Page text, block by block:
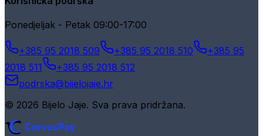
Ponedjeljak - Petak 09:00-17:00
+385 95 2018 509 +385 95 2018 510
+385 95
2018 511
+385 95 2018 512
podrska@bijelojaje.hr
© 2026 Bijelo Jaje. Sva prava pridržana.